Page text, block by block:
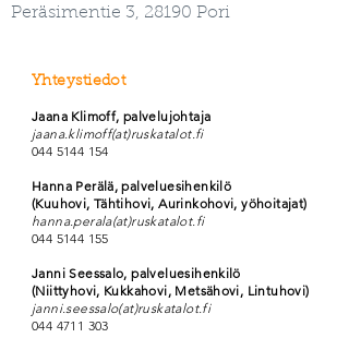
Peräsimentie 3, 28190 Pori
Yhteystiedot
Jaana Klimoff, palvelujohtaja
jaana.klimoff(at)ruskatalot.fi
044 5144 154
Hanna Perälä, palveluesihenkilö
(Kuuhovi, Tähtihovi, Aurinkohovi, yöhoitajat)
hanna.perala(at)ruskatalot.fi
044 5144 155
Janni Seessalo, palveluesihenkilö
(Niittyhovi, Kukkahovi, Metsähovi, Lintuhovi)
janni.seessalo(at)ruskatalot.fi
044 4711 303